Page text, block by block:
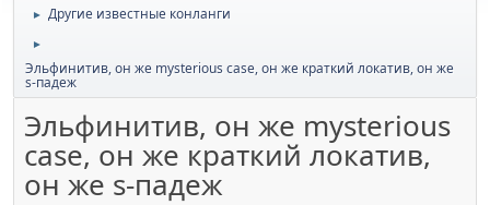
► Другие известные конланги
►
Эльфинитив, он же mysterious case, он же краткий локатив, он же
s-падеж
Эльфинитив, он же mysterious
case, он же краткий локатив,
он же s-падеж